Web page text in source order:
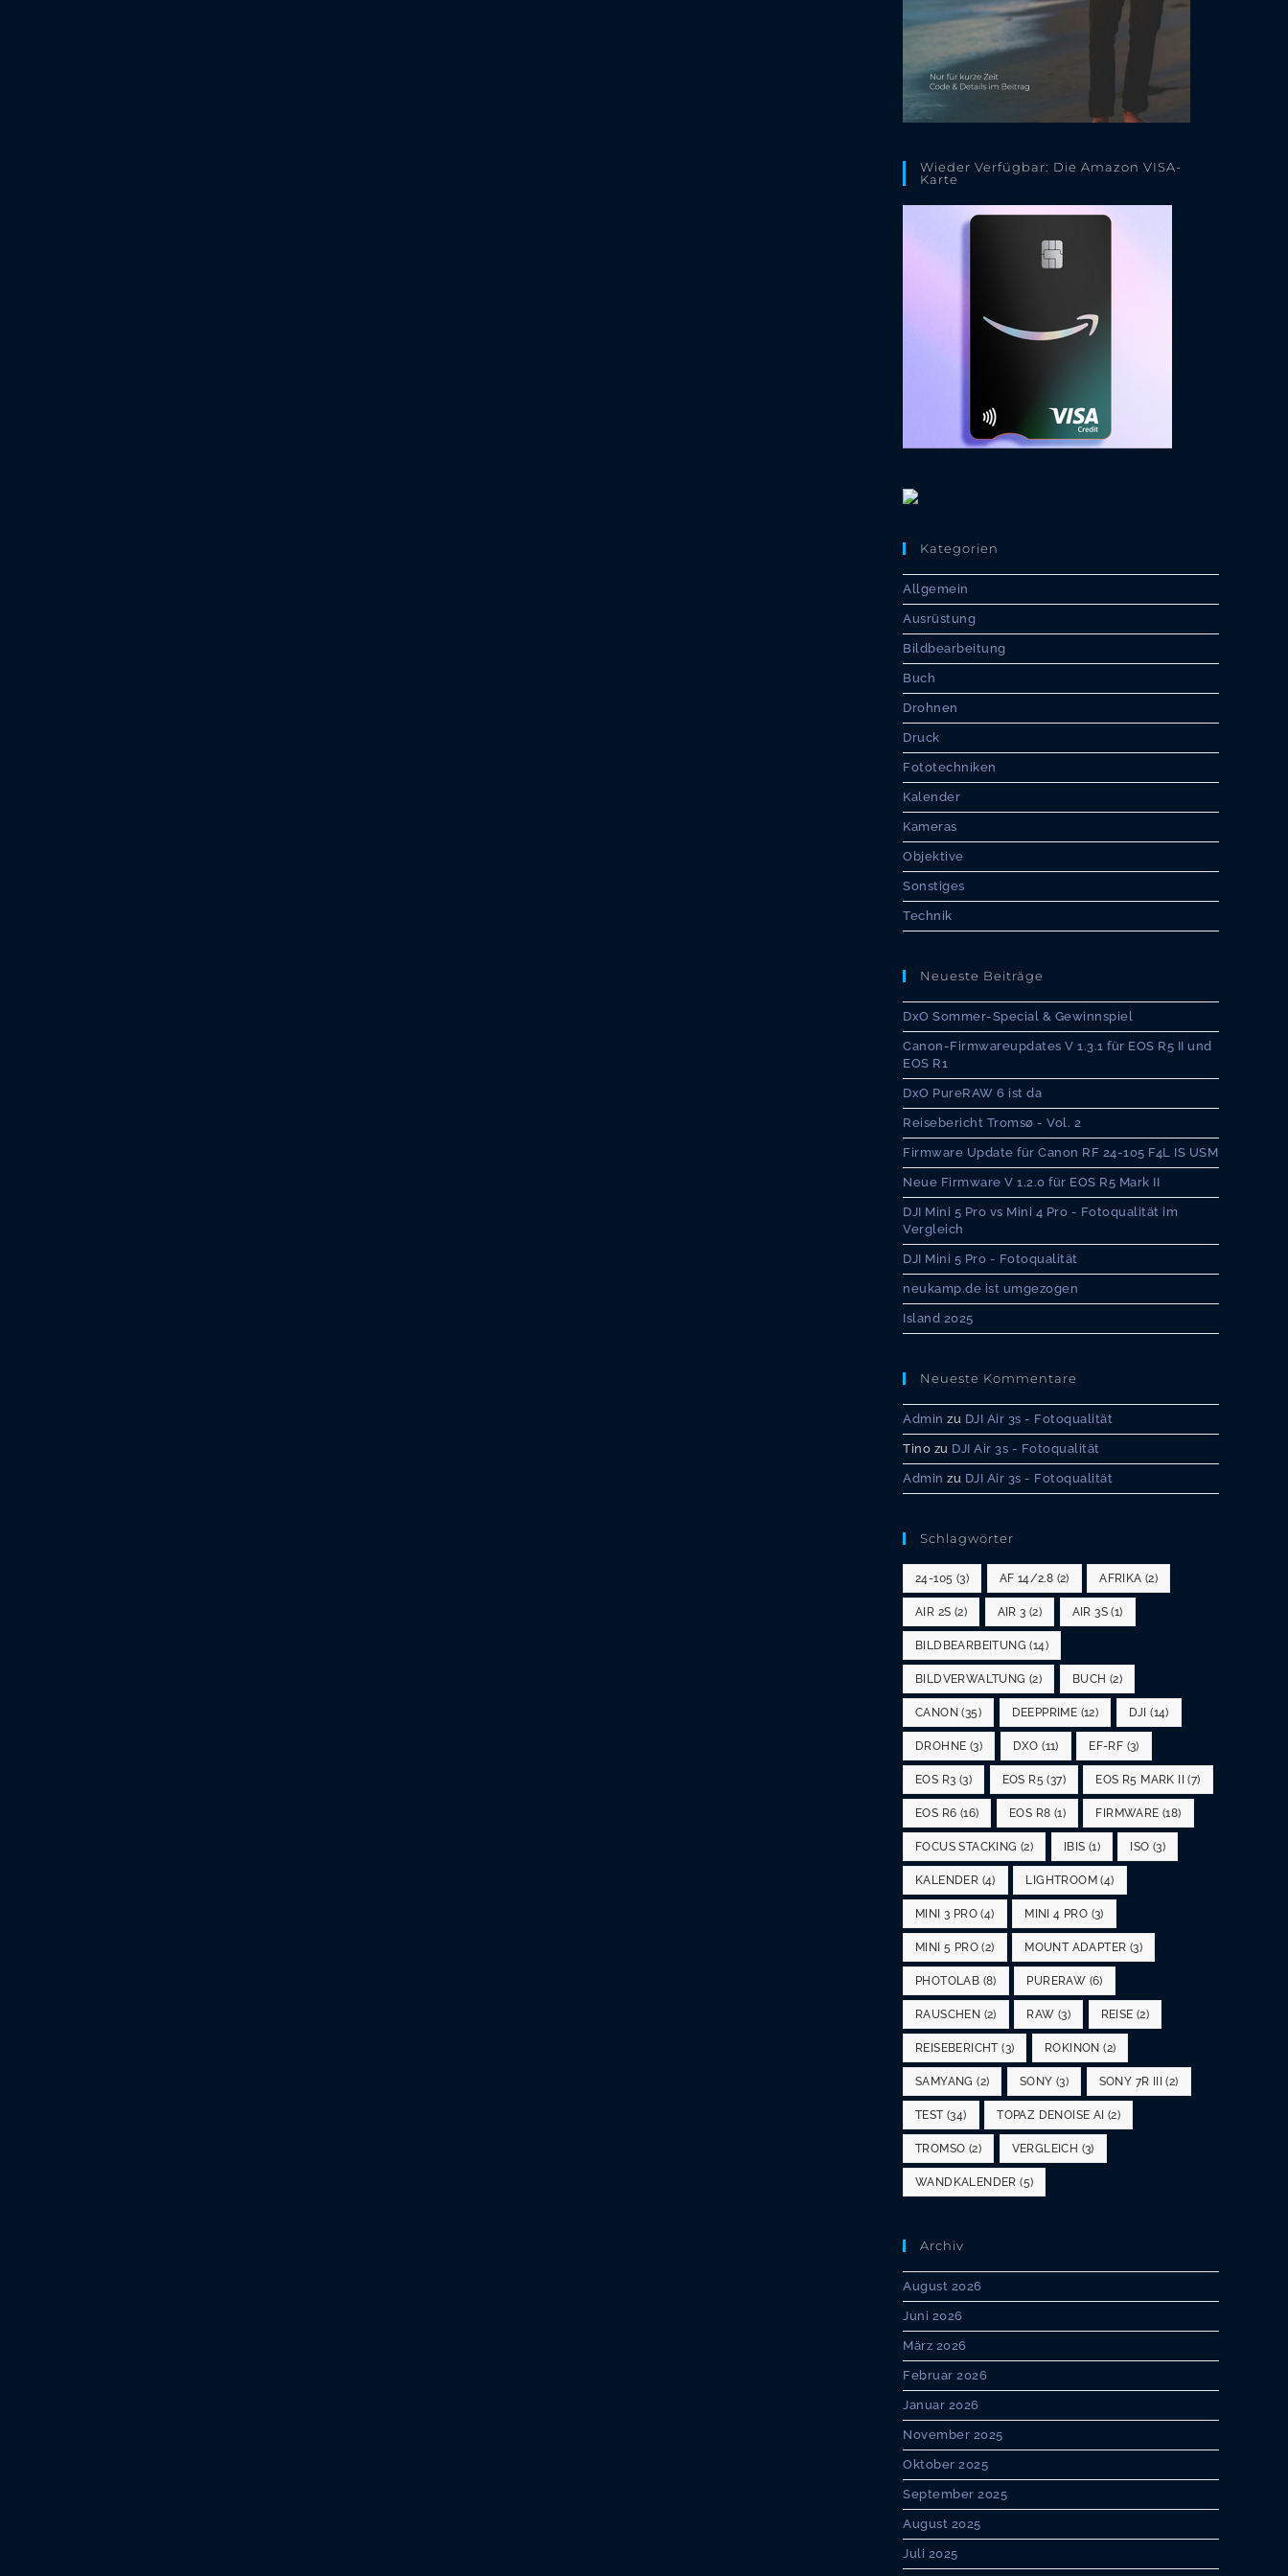
Wieder Verfügbar: Die Amazon VISA-
Karte
Kategorien
Allgemein
Ausrüstung
Bildbearbeitung
Buch
Drohnen
Druck
Fototechniken
Kalender
Kameras
Objektive
Sonstiges
Technik
Neueste Beiträge
DxO Sommer-Special & Gewinnspiel
Canon-Firmwareupdates V 1.3.1 für EOS R5 II und
EOS R1
DxO PureRAW 6 ist da
Reisebericht Tromsø - Vol. 2
Firmware Update für Canon RF 24-105 F4L IS USM
Neue Firmware V 1.2.0 für EOS R5 Mark II
DJI Mini 5 Pro vs Mini 4 Pro - Fotoqualität im
Vergleich
DJI Mini 5 Pro - Fotoqualität
neukamp.de ist umgezogen
Island 2025
Neueste Kommentare
Admin zu DJI Air 3s - Fotoqualität
Tino zu DJI Air 3s - Fotoqualität
Admin zu DJI Air 3s - Fotoqualität
Schlagwörter
24-105 (3) AF 14/2.8 (2) AFRIKA (2)
AIR 2S (2) AIR 3 (2) AIR 3S (1)
BILDBEARBEITUNG (14)
BILDVERWALTUNG (2) BUCH (2)
CANON (35) DEEPPRIME (12) DJI (14)
DROHNE (3) DXO (11) EF-RF (3)
EOS R3 (3) EOS R5 (37) EOS R5 MARK II (7)
EOS R6 (16) EOS R8 (1) FIRMWARE (18)
FOCUS STACKING (2) IBIS (1) ISO (3)
KALENDER (4) LIGHTROOM (4)
MINI 3 PRO (4) MINI 4 PRO (3)
MINI 5 PRO (2) MOUNT ADAPTER (3)
PHOTOLAB (8) PURERAW (6)
RAUSCHEN (2) RAW (3) REISE (2)
REISEBERICHT(3) ROKINON (2)
SAMYANG (2) SONY (3) SONY 7R III (2)
TEST(34) TOPAZ DENOISE AI (2)
TROMSO (2) VERGLEICH (3)
WANDKALENDER (5)
Archiv
August 2026
Juni 2026
März 2026
Februar 2026
Januar 2026
November 2025
Oktober 2025
September 2025
August 2025
Juli 2025